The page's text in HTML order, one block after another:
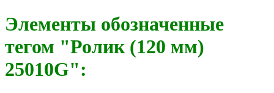
Элементы обозначенные
тегом "Ролик (120 мм)
25010G":